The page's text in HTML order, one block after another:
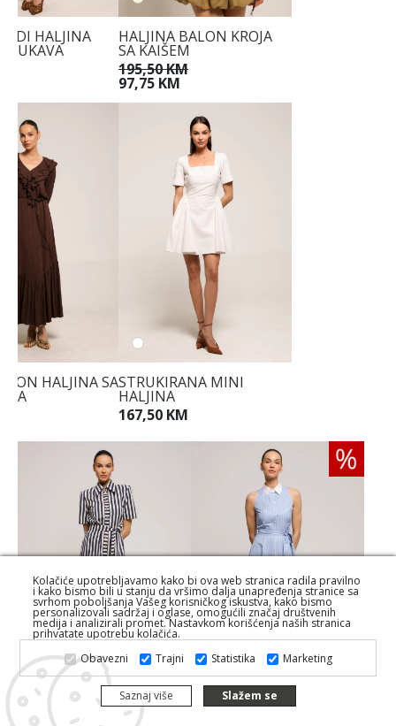
HALJINA
RUKAVA
HALJINA BALON KROJA
SA KAIŠEM
195,50 KM
97,75 KM
HALJINA SASTRUKIRANA MINI
HALJINA
167,50 KM
PRUGASTA MIDI HALJINA
Kolačiće upotrebljavamo kako bi ova web stranica radila pravilno
i kako bismo bili u stanju da vršimo dalja unapređenja stranice sa
svrhom poboljšanja Vašeg korisničkog iskustva, kako bismo
personalizovali sadržaj i oglase, omogućili značaj društvenih
medija i analizirali promet. Nastavkom korišćenja naših stranica
prihvatate upotrebu kolačića.
Obavezni
Trajni Statistika Marketing
Saznaj više Slažem se